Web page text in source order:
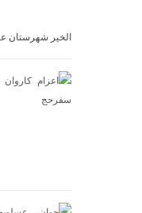
الخیر شهرستان